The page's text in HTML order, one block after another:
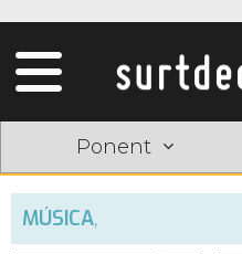
Ponent
MÚSICA,